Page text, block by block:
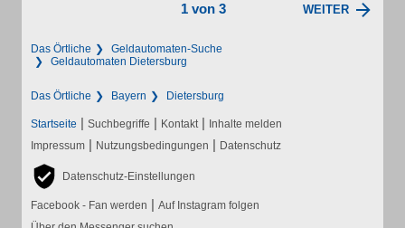
1 von 3 WEITER
Das Örtliche
Geldautomaten-Suche
Geldautomaten Dietersburg
Das Örtliche Bayern Dietersburg
Startseite | Suchbegriffe | Kontakt | Inhalte melden
Impressum | Nutzungsbedingungen | Datenschutz
Datenschutz-Einstellungen
Facebook - Fan werden | Auf Instagram folgen